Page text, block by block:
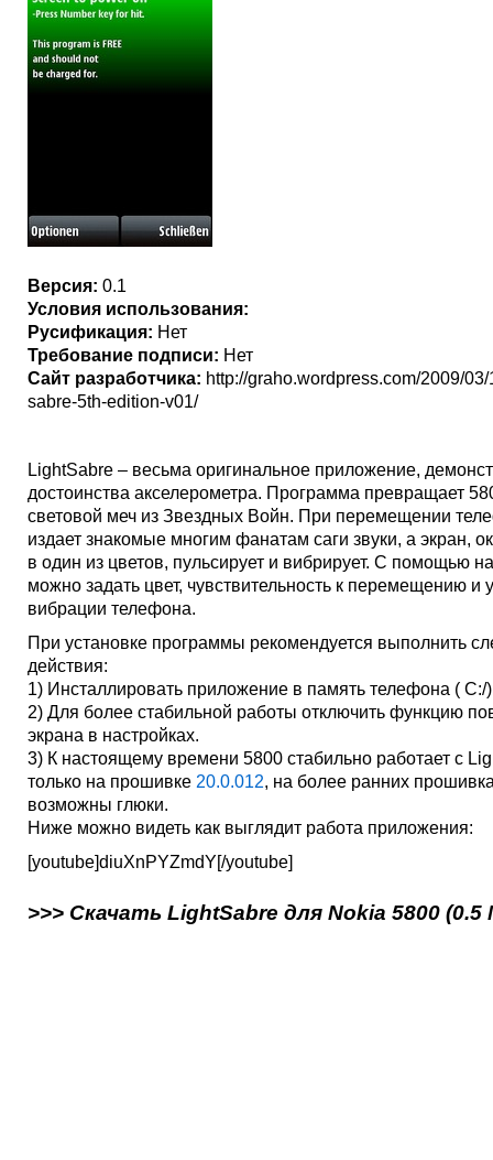
Версия: 0.1
Условия использования:
Русификация: Нет
Требование подписи: Нет
Сайт разработчика: http://graho.wordpress.com/2009/
sabre-5th-edition-v01/
LightSabre – весьма оригинальное приложение,
достоинства акселерометра. Программа превращает
световой меч из Звездных Войн. При перемещении
издает знакомые многим фанатам саги звуки, а экран,
в один из цветов, пульсирует и вибрирует. С помощью
можно задать цвет, чувствительность к перемещению и
вибрации телефона.
При установке программы рекомендуется выполнить
действия:
1) Инсталлировать приложение в память телефона ( C:/)
2) Для более стабильной работы отключить функцию
экрана в настройках.
3) К настоящему времени 5800 стабильно работает с
только на прошивке 20.0.012, на более ранних
возможны глюки.
Ниже можно видеть как выглядит работа приложения:
[youtube]diuXnPYZmdY[/youtube]
>>> Скачать LightSabre для Nokia 5800 (0.5